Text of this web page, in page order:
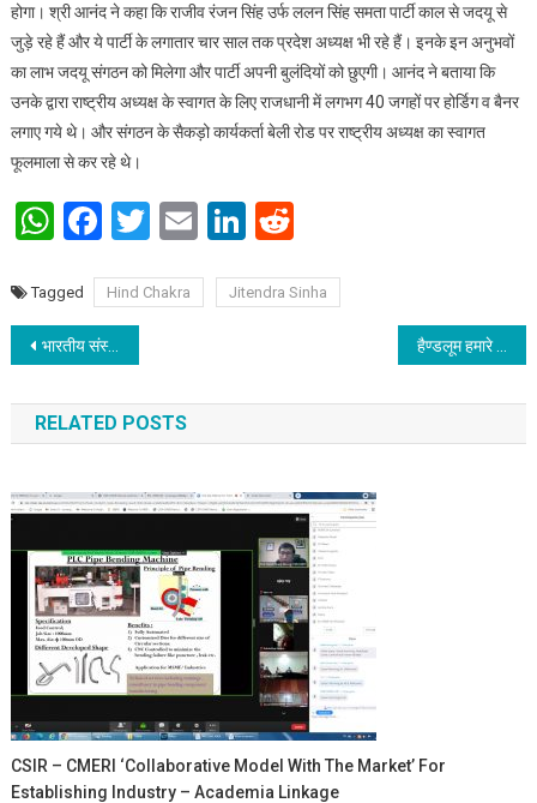
होगा। श्री आनंद ने कहा कि राजीव रंजन सिंह उर्फ ललन सिंह समता पार्टी काल से जदयू से
जुड़े रहे हैं और ये पार्टी के लगातार चार साल तक प्रदेश अध्यक्ष भी रहे हैं। इनके इन अनुभवों
का लाभ जदयू संगठन को मिलेगा और पार्टी अपनी बुलंदियों को छुएगी। आनंद ने बताया कि
उनके द्वारा राष्ट्रीय अध्यक्ष के स्वागत के लिए राजधानी में लगभग 40 जगहों पर होर्डिग व बैनर
लगाए गये थे। और संगठन के सैकड़ो कार्यकर्ता बेली रोड पर राष्ट्रीय अध्यक्ष का स्वागत
फूलमाला से कर रहे थे।
WhatsApp
Facebook
Twitter
EmailLinkedIn
Reddit
Tagged Hind Chakra Jitendra Sinha
Post navigation
भारतीय संस्कृति दुनियाँ में अद्वितीय : राजीव रंजन प्रसाद
RELATED POSTS
CSIR – CMERI ‘Collaborative Model With The Market’ For
Establishing Industry – Academia Linkage